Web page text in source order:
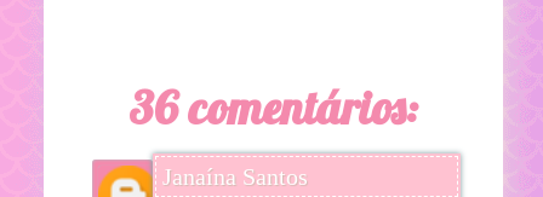
36 comentários:
Janaína Santos